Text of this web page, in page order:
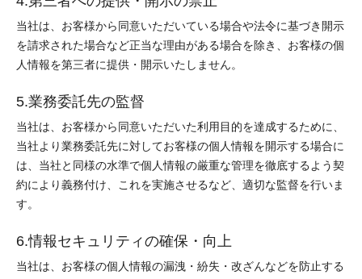
当社は、お客様から同意いただいている場合や法令に基づき開示
を請求された場合など正当な理由がある場合を除き、お客様の個
人情報を第三者に提供・開示いたしません。
5.業務委託先の監督
当社は、お客様から同意いただいた利用目的を達成するために、
当社より業務委託先に対してお客様の個人情報を開示する場合に
は、当社と同様の水準で個人情報の厳重な管理を徹底するよう契
約により義務付け、これを実施させるなど、適切な監督を行いま
す。
6.情報セキュリティの確保・向上
当社は、お客様の個人情報の漏洩・紛失・改ざんなどを防止する